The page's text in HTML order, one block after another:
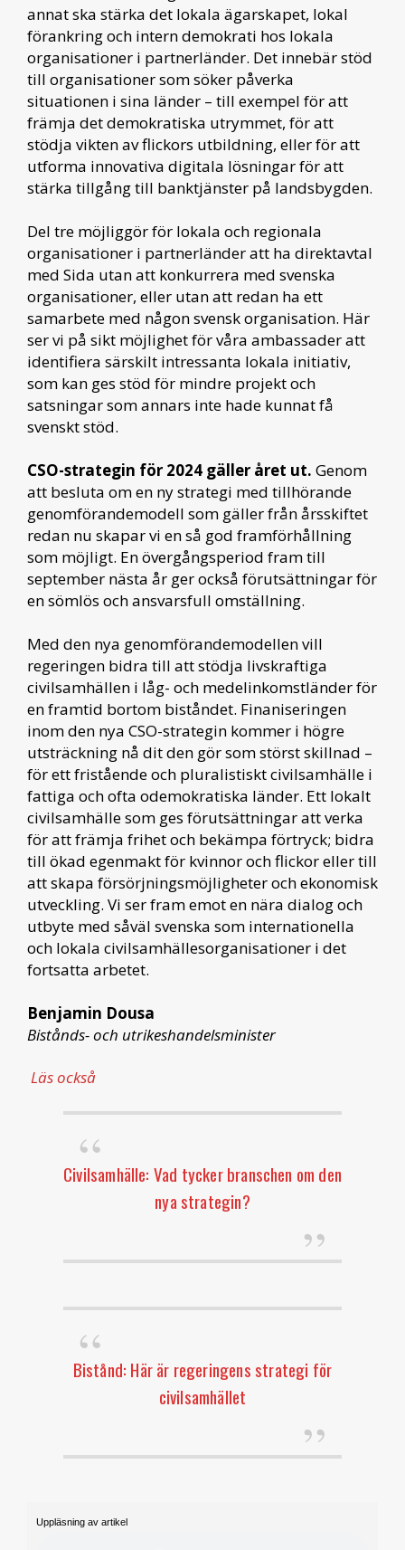
annat ska stärka det lokala ägarskapet, lokal
förankring och intern demokrati hos lokala
organisationer i partnerländer. Det innebär stöd
till organisationer som söker påverka
situationen i sina länder – till exempel för att
främja det demokratiska utrymmet, för att
stödja vikten av flickors utbildning, eller för att
utforma innovativa digitala lösningar för att
stärka tillgång till banktjänster på landsbygden.
Del tre möjliggör för lokala och regionala
organisationer i partnerländer att ha direktavtal
med Sida utan att konkurrera med svenska
organisationer, eller utan att redan ha ett
samarbete med någon svensk organisation. Här
ser vi på sikt möjlighet för våra ambassader att
identifiera särskilt intressanta lokala initiativ,
som kan ges stöd för mindre projekt och
satsningar som annars inte hade kunnat få
svenskt stöd.
CSO-strategin för 2024 gäller året ut. Genom
att besluta om en ny strategi med tillhörande
genomförandemodell som gäller från årsskiftet
redan nu skapar vi en så god framförhållning
som möjligt. En övergångsperiod fram till
september nästa år ger också förutsättningar för
en sömlös och ansvarsfull omställning.
Med den nya genomförandemodellen vill
regeringen bidra till att stödja livskraftiga
civilsamhällen i låg- och medelinkomstländer för
en framtid bortom biståndet. Finaniseringen
inom den nya CSO-strategin kommer i högre
utsträckning nå dit den gör som störst skillnad –
för ett fristående och pluralistiskt civilsamhälle i
fattiga och ofta odemokratiska länder. Ett lokalt
civilsamhälle som ges förutsättningar att verka
för att främja frihet och bekämpa förtryck; bidra
till ökad egenmakt för kvinnor och flickor eller till
att skapa försörjningsmöjligheter och ekonomisk
utveckling. Vi ser fram emot en nära dialog och
utbyte med såväl svenska som internationella
och lokala civilsamhällesorganisationer i det
fortsatta arbetet.
Benjamin Dousa
Bistånds- och utrikeshandelsminister
Läs också
Civilsamhälle: Vad tycker branschen om den
nya strategin?
Bistånd: Här är regeringens strategi för
civilsamhället
Uppläsning av artikel